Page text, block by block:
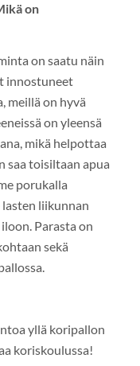
on
on saatu näin
innostuneet
meillä on hyvä
on yleensä
mikä helpottaa
saa toisiltaan apua
porukalla
liikunnan
Parasta on
sekä
yllä koripallon
koriskoulussa!